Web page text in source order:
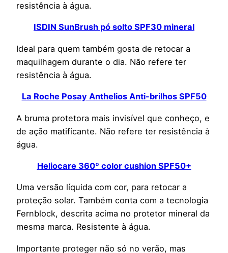
resistência à água.
ISDIN SunBrush pó solto SPF30 mineral
Ideal para quem também gosta de retocar a
maquilhagem durante o dia. Não refere ter
resistência à água.
La Roche Posay Anthelios Anti-brilhos SPF50
A bruma protetora mais invisível que conheço, e
de ação matificante. Não refere ter resistência à
água.
Heliocare 360º color cushion SPF50+
Uma versão líquida com cor, para retocar a
proteção solar. Também conta com a tecnologia
Fernblock, descrita acima no protetor mineral da
mesma marca. Resistente à água.
Importante proteger não só no verão, mas